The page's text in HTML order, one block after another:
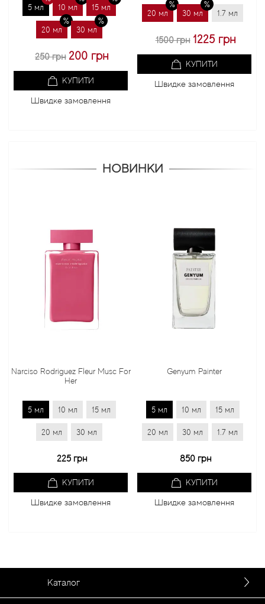
5 мл 10 мл 15 мл
20 мл 30 мл
250 грн 200 грн
КУПИТИ
Швидке замовлення
20 мл 30 мл 1.7 мл
1500 грн 1225 грн
КУПИТИ
Швидке замовлення
НОВИНКИ
Narciso Rodriguez Fleur Musc For
Her
5 мл 10 мл 15 мл
20 мл 30 мл
225 грн
КУПИТИ
Швидке замовлення
Genyum Painter
5 мл 10 мл 15 мл
20 мл 30 мл 1.7 мл
850 грн
КУПИТИ
Швидке замовлення
Каталог